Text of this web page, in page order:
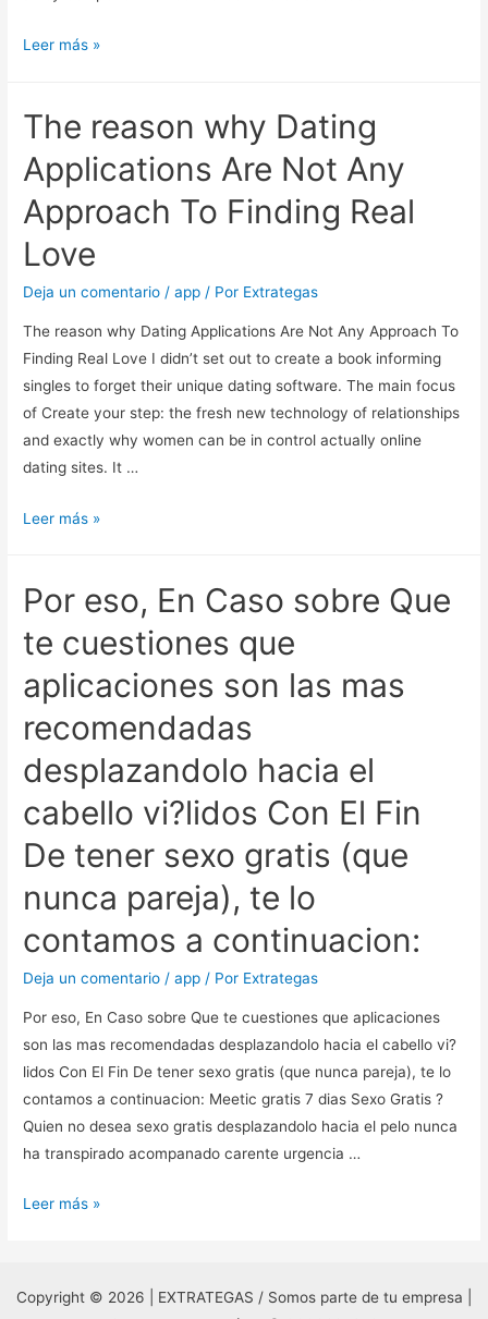
The
shows
you
which
keywords
customers
accustomed
land
statistics
Leer más »
The reason why Dating
Applications Are Not Any
Approach To Finding Real
Love
Deja un comentario /app / Por Extrategas
The reason why Dating Applications Are Not Any Approach To
Finding Real Love I didn’t set out to create a book informing
singles to forget their unique dating software. The main focus
of Create your step: the fresh new technology of relationships
and exactly why women can be in control actually online
dating sites. It …
The
Dating
Are
Not
Any
Approach
To
Real
Love
Leer más »
Por eso, En Caso sobre Que
te cuestiones que
aplicaciones son las mas
recomendadas
desplazandolo hacia el
cabello vi?lidos Con El Fin
De tener sexo gratis (que
nunca pareja), te lo
contamos a continuacion:
Deja un comentario /app / Por Extrategas
Por eso, En Caso sobre Que te cuestiones que aplicaciones
son las mas recomendadas desplazandolo hacia el cabello vi?
lidos Con El Fin De tener sexo gratis (que nunca pareja), te lo
contamos a continuacion: Meetic gratis 7 dias Sexo Gratis ?
Quien no desea sexo gratis desplazandolo hacia el pelo nunca
ha transpirado acompanado carente urgencia …
Por
sobre
Leer más »
Copyright © 2026 | EXTRATEGAS / Somos parte de tu empresa |